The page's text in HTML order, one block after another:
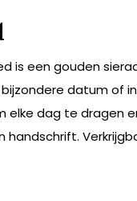
is een gouden
datum of
elke dag te dragen
handschrift.